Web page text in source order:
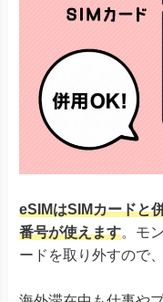
eSIMはSIMカードと
番号が使えます。モ
ードを取り外すので